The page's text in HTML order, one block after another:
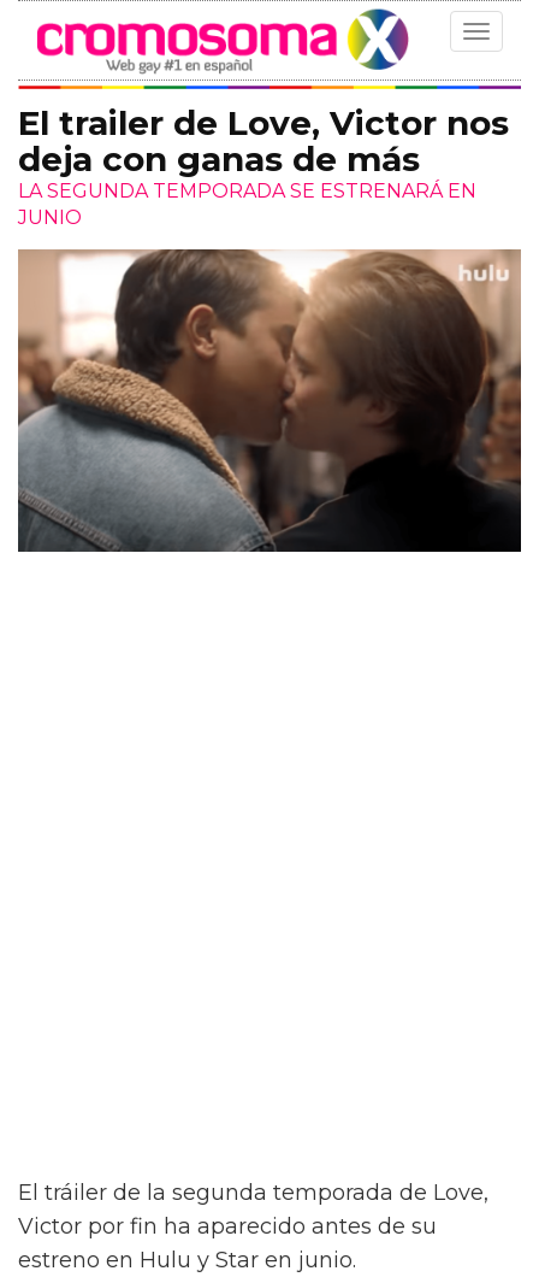
Toggle
El trailer de Love, Victor nos
deja con ganas de más
LA SEGUNDA TEMPORADA SE ESTRENARÁ EN
JUNIO
El tráiler de la segunda temporada de Love,
Victor por fin ha aparecido antes de su
estreno en Hulu y Star en junio.